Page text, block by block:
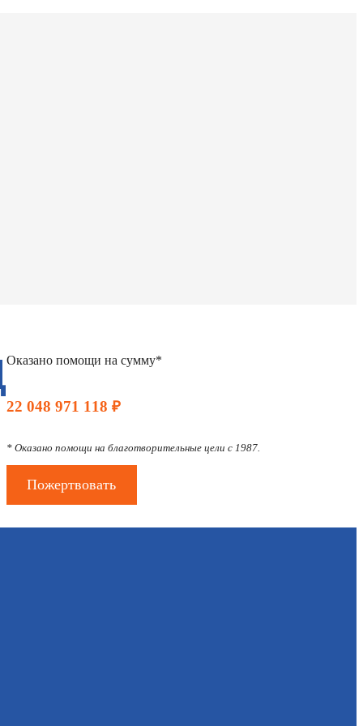
Оказано помощи на сумму*
22 048 971 118 ₽
* Оказано помощи на благотворительные цели с 1987.
Пожертвовать